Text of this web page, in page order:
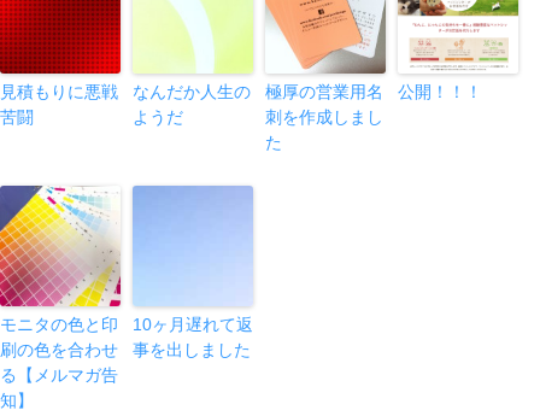
見積もりに悪戦
苦闘
なんだか人生の
ようだ
極厚の営業用名
刺を作成しまし
た
公開！！！
モニタの色と印
刷の色を合わせ
る【メルマガ告
知】
10ヶ月遅れて返
事を出しました